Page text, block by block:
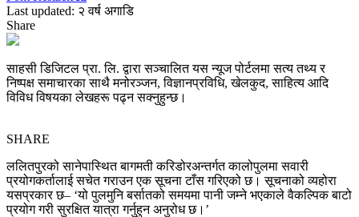
Last updated: २ वर्ष अगाडि
Share
साहसी डिजिटल प्रा. लि. द्वारा सञ्चालित यस न्यूज पोर्टलमा सत्य तथ्य र
निष्पक्ष समाचारका साथै मनोरञ्जन, विज्ञानप्रविधि, खेलकुद, साहित्य आदि
विविध विषयका लेखहरू पढ्न सक्नुहुन्छ।
SHARE
ललितपुरको सानेपास्थित बागमती करिडोरअन्तर्गत कालोपुलमा सवारी
प्रयोगकर्तालाई सचेत गराउन एक सूचना टाँस गरिएको छ। सूचनाको व्यहोरा
यसप्रकार छ– ‘यो पुलमुनि बर्सातको समयमा पानी जम्ने भएकाले वैकल्पिक बाटो
प्रयोग गरी सुरक्षित यात्रा गर्नुहुन अनुरोध छ।’